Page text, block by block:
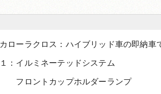
カローラクロス：ハイブリッド車の即納車
１：イルミネーテッドシステム
フロントカップホルダーランプ